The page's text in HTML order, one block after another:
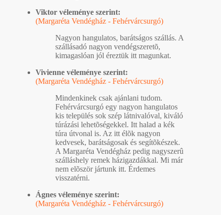
Viktor véleménye szerint:
(Margaréta Vendégház - Fehérvárcsurgó)
Nagyon hangulatos, barátságos szállás. A
szállásadó nagyon vendégszeretõ,
kimagaslóan jól éreztük itt magunkat.
Vivienne véleménye szerint:
(Margaréta Vendégház - Fehérvárcsurgó)
Mindenkinek csak ajánlani tudom.
Fehérvárcsurgó egy nagyon hangulatos
kis település sok szép látnivalóval, kiváló
túrázási lehetõségekkel. Itt halad a kék
túra útvonal is. Az itt élõk nagyon
kedvesek, barátságosak és segítõkészek.
A Margaréta Vendégház pedig nagyszerû
szálláshely remek házigazdákkal. Mi már
nem elõször jártunk itt. Érdemes
visszatérni.
Ágnes véleménye szerint:
(Margaréta Vendégház - Fehérvárcsurgó)